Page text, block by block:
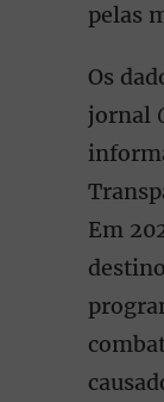
pelas
Os
jornal
Em